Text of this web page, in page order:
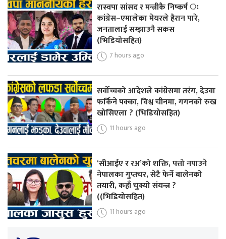
रास्वपा सांसद र मन्त्रीकै निष्कर्ष ः
कांग्रेस–एमालेका मेयरले हैरान पारे,
जनतालाई सम्झाउनै सकस
(भिडियोसहित)
7 hours ago
सर्वोच्चको आदेशले कांग्रेसमा तरंग, देउवा
फर्किने पक्का, विश्व चीनमा, गगनको रुख
खोसिएला ? (भिडियोसहित)
11 hours ago
‘सीआईए र रअ’को शक्ति, पत्तो नपाउने
नेपालका गुप्तचर, सेटै फेर्ने बालेनको
तयारी, कहाँ चुक्यो संयन्त्र ?
((भिडियोसहित)
11 hours ago